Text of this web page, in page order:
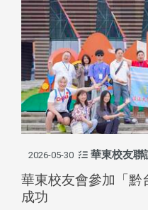
2026-05-30 華東校友聯
華東校友會參加「黔
成功